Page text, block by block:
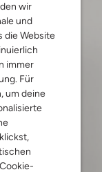
wir
und
die Website
immer
Für
um deine